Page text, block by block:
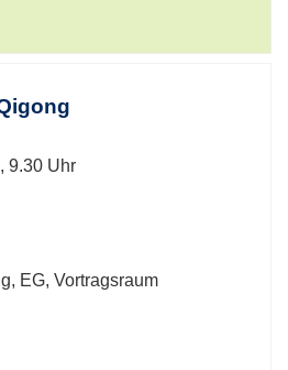
9.30 Uhr
EG, Vortragsraum